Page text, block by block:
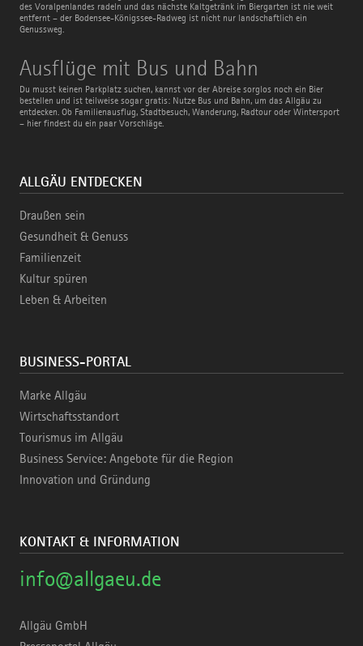
des Voralpenlandes radeln und das nächste Kaltgetränk im Biergarten ist nie weit
entfernt – der Bodensee-Königssee-Radweg ist nicht nur landschaftlich ein
Genussweg.
Ausflüge mit Bus und Bahn
Du musst keinen Parkplatz suchen, kannst vor der Abreise sorglos noch ein Bier
bestellen und ist teilweise sogar gratis: Nutze Bus und Bahn, um das Allgäu zu
entdecken. Ob Familienausflug, Stadtbesuch, Wanderung, Radtour oder Wintersport
– hier findest du ein paar Vorschläge.
Ausflüge
mit
Bus
und
Bahn
ALLGÄU ENTDECKEN
Draußen sein
Gesundheit & Genuss
Familienzeit
Kultur spüren
Leben & Arbeiten
BUSINESS-PORTAL
Marke Allgäu
Wirtschaftsstandort
Tourismus im Allgäu
Business Service: Angebote für die Region
Innovation und Gründung
KONTAKT & INFORMATION
info@allgaeu.de
Allgäu GmbH